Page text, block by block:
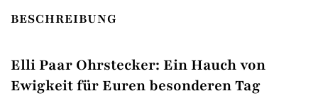
BESCHREIBUNG
Elli Paar Ohrstecker: Ein Hauch von
Ewigkeit für Euren besonderen Tag